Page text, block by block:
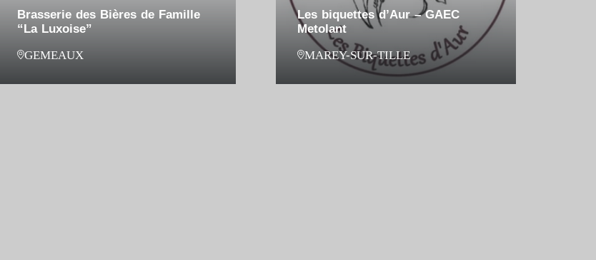
Brasserie des Bières de Famille
“La Luxoise”
GEMEAUX
Les biquettes d’Aur – GAEC
Metolant
MAREY-SUR-TILLE